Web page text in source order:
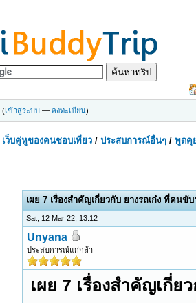
(เข้าสู่ระบบ — ลงทะเบียน)
ว็บคู่หูของคนชอบเที่ยว /ประสบการณ์อื่นๆ /พูดคุ
เผย 7 เรื่องสำคัญเกี่ยวกับ ยางรถเก๋ง ที่คนขั
Sat, 12 Mar 22, 13:12
Unyana
ประสบการณ์แก่กล้า
เผย 7 เรื่องสำคัญเกี่ย